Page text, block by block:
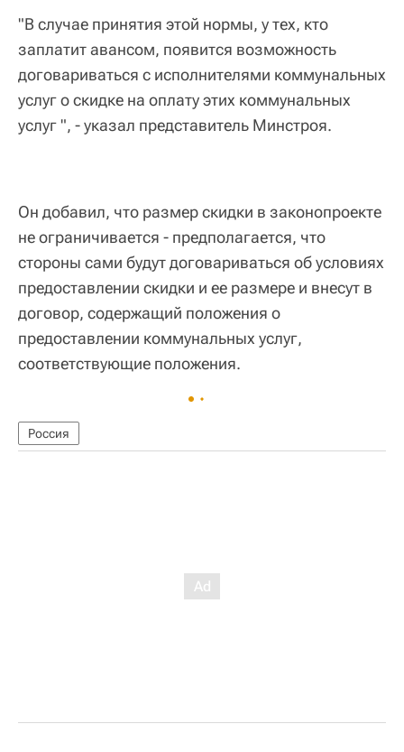
"В случае принятия этой нормы, у тех, кто
заплатит авансом, появится возможность
договариваться с исполнителями коммунальных
услуг о скидке на оплату этих коммунальных
услуг ", - указал представитель Минстроя.
Он добавил, что размер скидки в законопроекте
не ограничивается - предполагается, что
стороны сами будут договариваться об условиях
предоставлении скидки и ее размере и внесут в
договор, содержащий положения о
предоставлении коммунальных услуг,
соответствующие положения.
Россия